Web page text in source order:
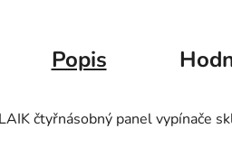
Popis
čtyřnásobný panel vypínače